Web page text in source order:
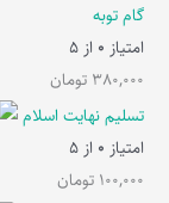
گام توبه
امتیاز 0 از 5
380,000 تومان
تسلیم نهایت اسلام
امتیاز 0 از 5
100,000 تومان